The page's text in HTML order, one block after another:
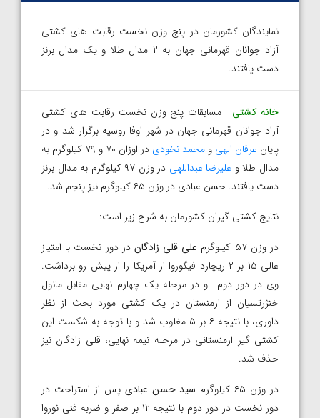
نمایندگان کشورمان در پنج وزن نخست رقابت های کشتی
آزاد جوانان قهرمانی جهان به ۲ مدال طلا و یک مدال برنز
دست یافتند.
خانه کشتی– مسابقات پنج وزن نخست رقابت های کشتی
آزاد جوانان قهرمانی جهان در شهر اوفا روسیه برگزار شد و در
پایان عرفان الهی و محمد نخودی
در اوزان ۷۰ و ۷۹ کیلوگرم به
مدال طلا و علیرضا عبداللهی
در وزن ۹۷ کیلوگرم به مدال برنز
دست یافتند. حسن عبادی در وزن ۶۵ کیلوگرم نیز پنجم شد.
نتایج کشتی گیران کشورمان به شرح زیر است:
در وزن ۵۷ کیلوگرم
علی قلی زادگان در دور نخست با امتیاز
عالی ۱۵ بر ۲ ریچارد فیگوروا از آمریکا را از پیش رو برداشت.
وی در دور دوم و در مرحله یک چهارم نهایی مقابل مانول
خنژرتسیان از ارمنستان در یک کشتی مورد بحث از نظر
داوری، با نتیجه ۶ بر ۵ مغلوب شد و با توجه به شکست این
کشتی گیر ارمنستانی در مرحله نیمه نهایی، قلی زادگان نیز
حذف شد.
در وزن ۶۵ کیلوگرم
سید حسن عبادی پس از استراحت در
دور نخست در دور دوم با نتیجه ۱۲ بر صفر و ضربه فنی نوروا